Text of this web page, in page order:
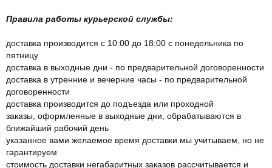
Правила работы курьерской службы:
доставка производится с 10:00 до 18:00 с понедельника по
пятницу
доставка в выходные дни - по предварительной договоренности
доставка в утренние и вечерние часы - по предварительной
договоренности
доставка производится до подъезда или проходной
заказы, оформленные в выходные дни, обрабатываются в
ближайший рабочий день
указанное вами желаемое время доставки мы учитываем, но не
гарантируем
стоимость доставки негабаритных заказов рассчитывается и